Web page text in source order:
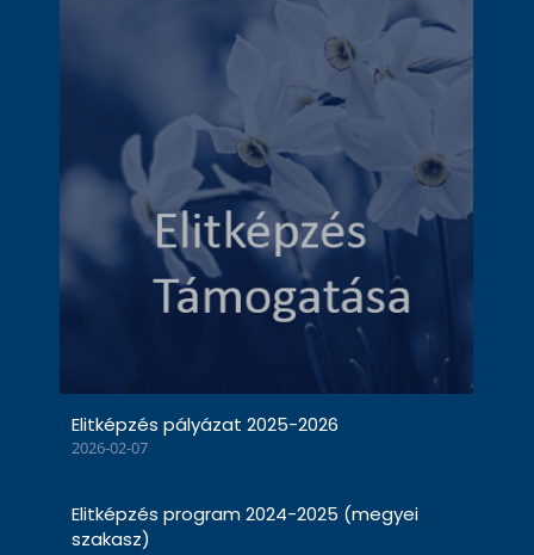
Elitképzés pályázat 2025-2026
2026-02-07
Elitképzés program 2024-2025 (megyei
szakasz)